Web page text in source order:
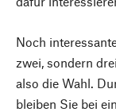
Noch
zwei, sondern
also die Wahl.
bleiben Sie bei